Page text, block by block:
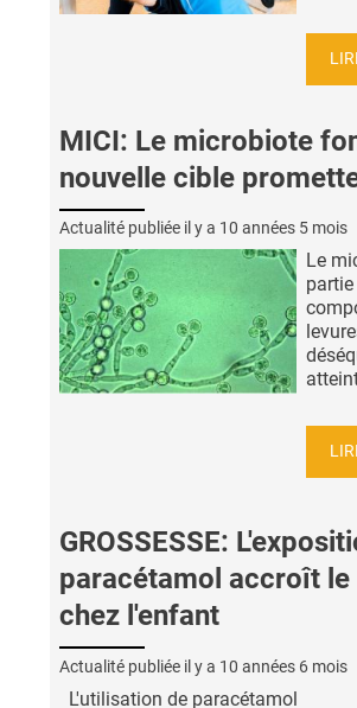
MICI: Le microbiote
nouvelle cible
Actualité publiée il y a 10 années 5 mois
Le
GROSSESSE:
paracétamol accroît le
chez l'enfant
Actualité publiée il y a 10 années 6 mois
L'utilisation de paracétamol